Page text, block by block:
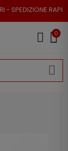
RAPIDA - RESO
0